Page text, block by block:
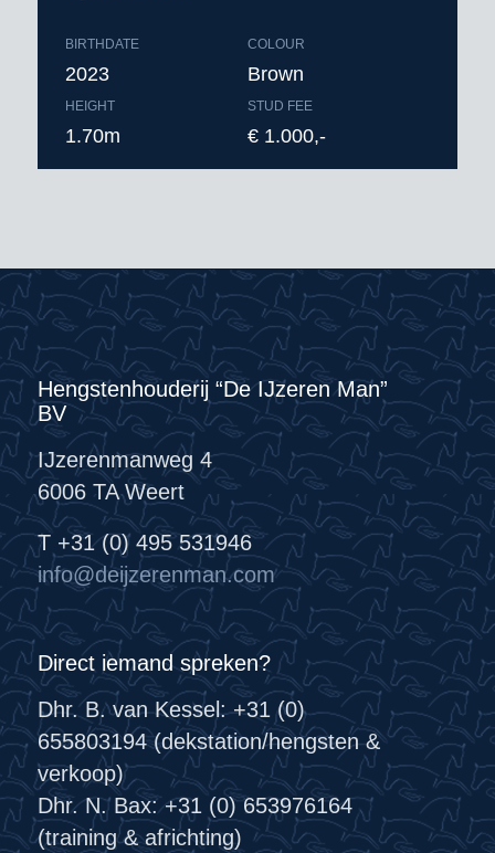
BIRTHDATE
2023
HEIGHT
1.70m
COLOUR
Brown
STUD FEE
€ 1.000,-
Hengstenhouderij “De IJzeren Man”
BV
IJzerenmanweg 4
6006 TA Weert
T +31 (0) 495 531946
info@deijzerenman.com
Direct iemand spreken?
Dhr. B. van Kessel: +31 (0)
655803194 (dekstation/hengsten &
verkoop)
Dhr. N. Bax: +31 (0) 653976164
(training & africhting)